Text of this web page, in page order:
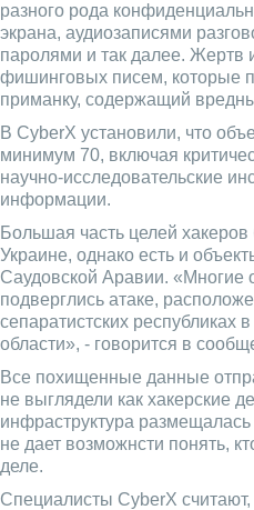
разного рода
экрана, аудиозаписями
паролями и так далее.
фишинговых писем, которые
приманку, содержащий
В CyberX установили, что
минимум 70, включая
научно-исследовательские
информации.
Большая часть целей
Украине, однако есть и
Саудовской Аравии. «Многие
подверглись атаке,
сепаратистских республиках
области», - говорится в
Все похищенные данные
не выглядели как хакерские
инфраструктура
не дает возможнсти понять,
деле.
Специалисты CyberX